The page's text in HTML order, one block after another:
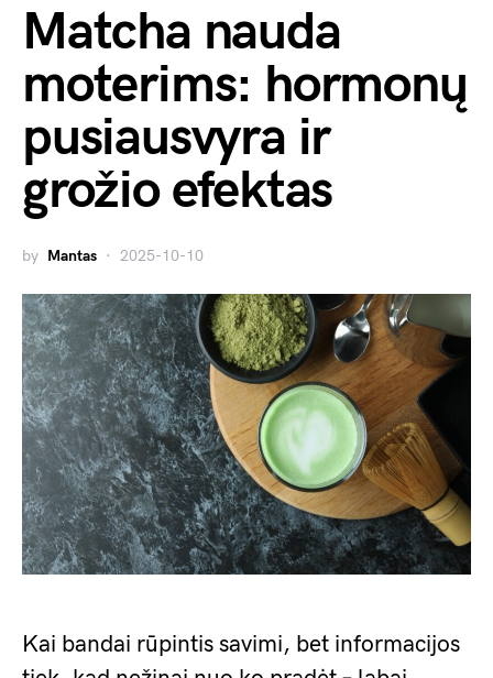
Matcha nauda
moterims: hormonų
pusiausvyra ir
grožio efektas
by Mantas 2025-10-10
Kai bandai rūpintis savimi, bet informacijos